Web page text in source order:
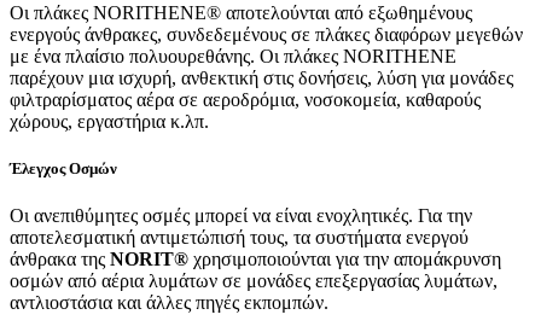
Οι πλάκες NORITHENE® αποτελούνται από εξωθημένους
ενεργούς άνθρακες, συνδεδεμένους σε πλάκες διαφόρων μεγεθών
με ένα πλαίσιο πολυουρεθάνης. Οι πλάκες NORITHENE
παρέχουν μια ισχυρή, ανθεκτική στις δονήσεις, λύση για μονάδες
φιλτραρίσματος αέρα σε αεροδρόμια, νοσοκομεία, καθαρούς
χώρους, εργαστήρια κ.λπ.
Έλεγχος Οσμών
Οι ανεπιθύμητες οσμές μπορεί να είναι ενοχλητικές. Για την
αποτελεσματική αντιμετώπισή τους, τα συστήματα ενεργού
άνθρακα της NORIT® χρησιμοποιούνται για την απομάκρυνση
οσμών από αέρια λυμάτων σε μονάδες επεξεργασίας λυμάτων,
αντλιοστάσια και άλλες πηγές εκπομπών.